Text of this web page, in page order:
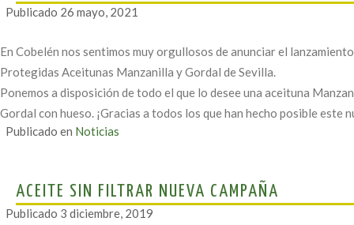
Publicado 26 mayo, 2021
En Cobelén nos sentimos muy orgullosos de anunciar el
Protegidas Aceitunas Manzanilla y Gordal de Sevilla.
Ponemos a disposición de todo el que lo desee una aceituna
Gordal con hueso. ¡Gracias a todos los que han hecho posible
Publicado en Noticias
ACEITE SIN FILTRAR NUEVA CAMPAÑA
Publicado 3 diciembre, 2019